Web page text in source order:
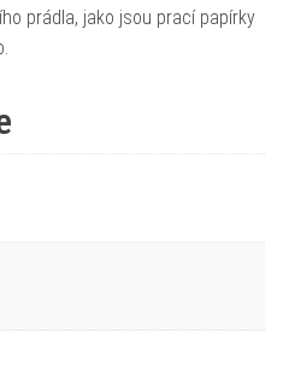
prádla, jako jsou prací papírky